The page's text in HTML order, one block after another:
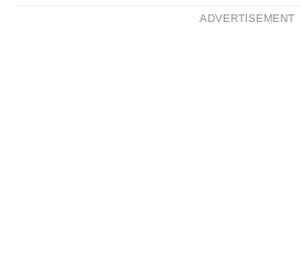
ADVERTISEMENT